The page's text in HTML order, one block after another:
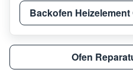
Backofen
Ofen